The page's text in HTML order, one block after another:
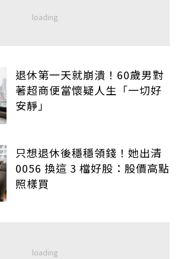
退休第一天就崩潰！60歲男對
著超商便當懷疑人生「一切好
安靜」
只想退休後穩穩領錢！她出清
0056 換這 3 檔好股：股價高點
照樣買